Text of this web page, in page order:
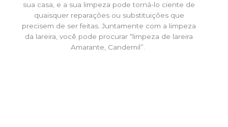
sua casa, e a sua limpeza pode torná-lo ciente de
quaisquer reparações ou substituições que
precisem de ser feitas. Juntamente com a limpeza
da lareira, você pode procurar “limpeza de lareira
Amarante, Candemil”.